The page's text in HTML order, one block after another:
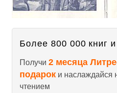
Более 800 000 книг
Получи 2 месяца
подарок и наслаждайся
чтением